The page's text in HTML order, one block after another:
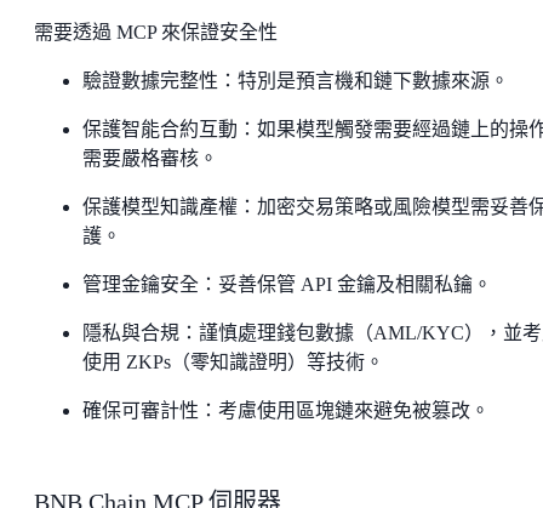
需要透過 MCP 來保證安全性
驗證數據完整性：特別是預言機和鏈下數據來源。
保護智能合約互動：如果模型觸發需要經過鏈上的操
需要嚴格審核。
保護模型知識產權：加密交易策略或風險模型需妥善
護。
管理金鑰安全：妥善保管 API 金鑰及相關私鑰。
隱私與合規：謹慎處理錢包數據（AML/KYC），並
使用 ZKPs（零知識證明）等技術。
確保可審計性：考慮使用區塊鏈來避免被篡改。
BNB Chain MCP 伺服器